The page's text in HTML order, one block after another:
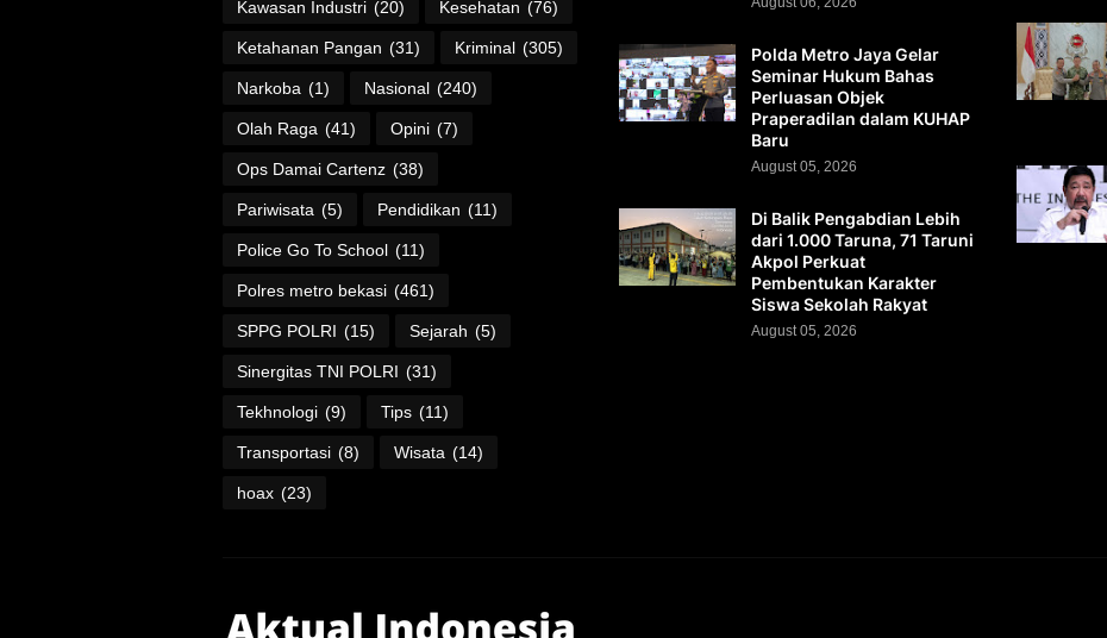
Kawasan Industri (20) Kesehatan (76)
Ketahanan Pangan (31) Kriminal (305)
Narkoba (1) Nasional (240)
Olah Raga (41) Opini (7)
Ops Damai Cartenz (38)
Pariwisata (5) Pendidikan (11)
Police Go To School (11)
Polres metro bekasi (461)
SPPG POLRI (15) Sejarah (5)
Sinergitas TNI POLRI (31)
Tekhnologi (9) Tips (11)
Transportasi (8) Wisata (14)
hoax (23)
Polda Metro Jaya Gelar
Seminar Hukum Bahas
Perluasan Objek
Praperadilan dalam KUHAP
Baru
August 05, 2026
Di Balik Pengabdian Lebih
dari 1.000 Taruna, 71 Taruni
Akpol Perkuat
Pembentukan Karakter
Siswa Sekolah Rakyat
August 05, 2026